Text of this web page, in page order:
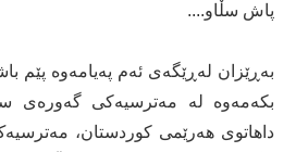
پاش سڵاو....
بەڕێزان لەڕێگەی ئەم پەیامەوە پێم
بکەمەوە لە مەترسیەکی گەورەی
داهاتوی هەرێمی کوردستان،